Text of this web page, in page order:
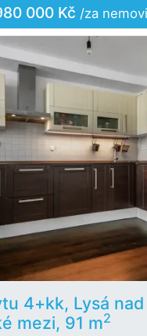
000 Kč /za
4+kk, Lysá
mezi, 91 m2